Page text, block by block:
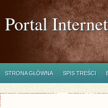
Portal
STRONA GŁÓWNA SPIS TREŚCI